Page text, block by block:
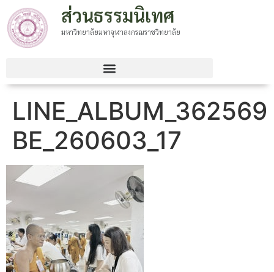
ส่วนธรรมนิเทศ
มหาวิทยาลัยมหาจุฬาลงกรณราชวิทยาลัย
LINE_ALBUM_362569
BE_260603_17